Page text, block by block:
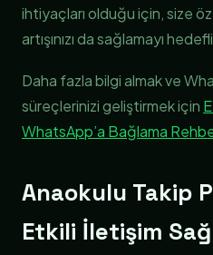
ihtiyaçları olduğu için, size
artışınızı da sağlamayı
Daha fazla bilgi almak ve
süreçlerinizi geliştirmek için
WhatsApp’a Bağlama
Anaokulu Takip
Etkili İletişim